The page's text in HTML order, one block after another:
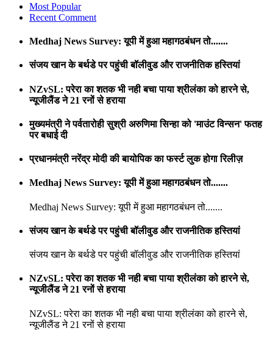
Most Popular
Recent Comment
Medhaj News Survey: यूपी में हुआ महागठबंधन तो.......
संजय खान के बर्थडे पर पहुंची बॉलीवुड और राजनीतिक हस्तियां
NZvSL: परेरा का शतक भी नही बचा पाया श्रीलंका को हारने से,
न्यूजीलैंड ने 21 रनों से हराया
मुख्यमंत्री ने पर्वतारोही सुश्री अरुणिमा सिन्हा को 'माउंट विन्सन' फतह
पर बधाई दी
प्रधानमंत्री नरेंद्र मोदी की बायोपिक का फर्स्ट लुक होगा रिलीज़
Medhaj News Survey: यूपी में हुआ महागठबंधन तो.......
Medhaj News Survey: यूपी में हुआ महागठबंधन तो.......
संजय खान के बर्थडे पर पहुंची बॉलीवुड और राजनीतिक हस्तियां
संजय खान के बर्थडे पर पहुंची बॉलीवुड और राजनीतिक हस्तियां
NZvSL: परेरा का शतक भी नही बचा पाया श्रीलंका को हारने से,
न्यूजीलैंड ने 21 रनों से हराया
NZvSL: परेरा का शतक भी नही बचा पाया श्रीलंका को हारने से,
न्यूजीलैंड ने 21 रनों से हराया